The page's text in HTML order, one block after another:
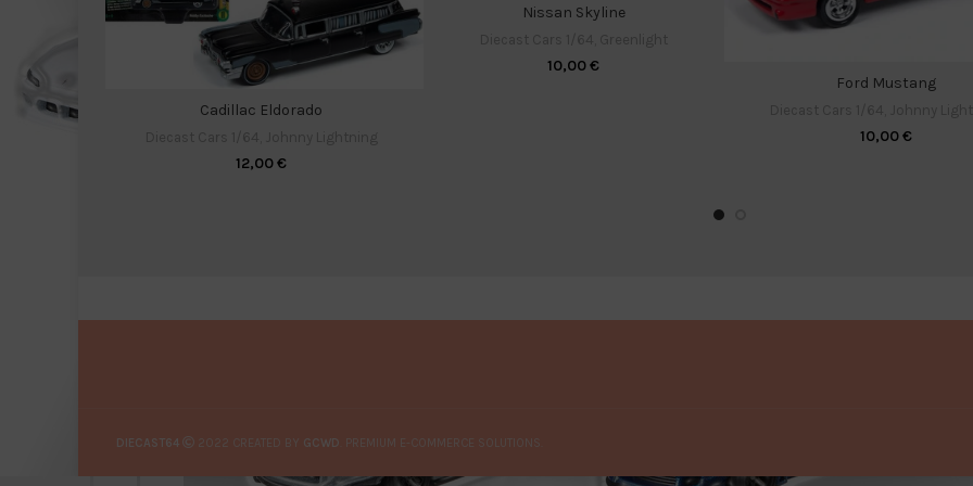
Cadillac Eldorado
12,00€
Nissan Skyline
10,00€
Ford Mustang
10,00€
DIECAST64 2022 CREATED BY GCWD . PREMIUM E-COMMERCE SOLUTIONS.